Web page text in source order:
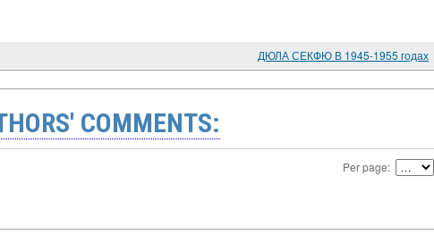
ДЮЛА СЕКФЮ В 1945-1955 годах
COMMENTS:
Per page: